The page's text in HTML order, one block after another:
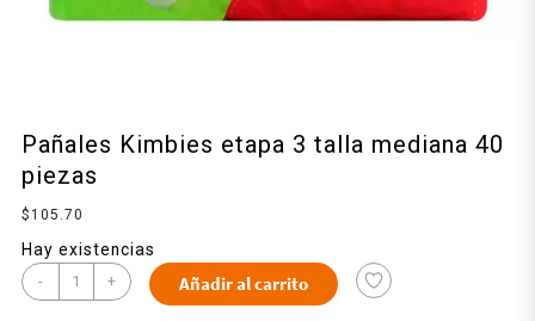
Pañales Kimbies etapa 3 talla mediana 40
piezas
$ 105.70
Hay existencias
- + Añadir al carrito